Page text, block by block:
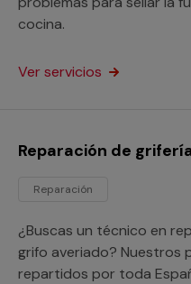
cocina.
Ver servicios
Reparación de
Reparación
¿Buscas un técnico en
grifo averiado? Nuestros
repartidos por toda